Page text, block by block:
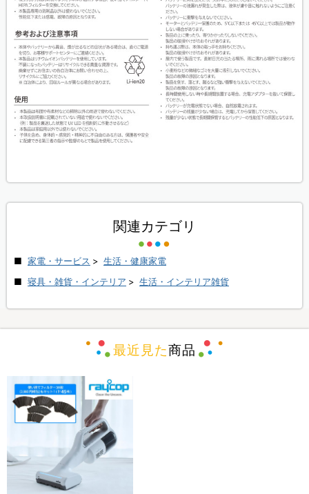
関連カテゴリ
家電・サービス > 生活・健康家電
寝具・雑貨・インテリア > 生活・インテリア雑貨
最近見た商品